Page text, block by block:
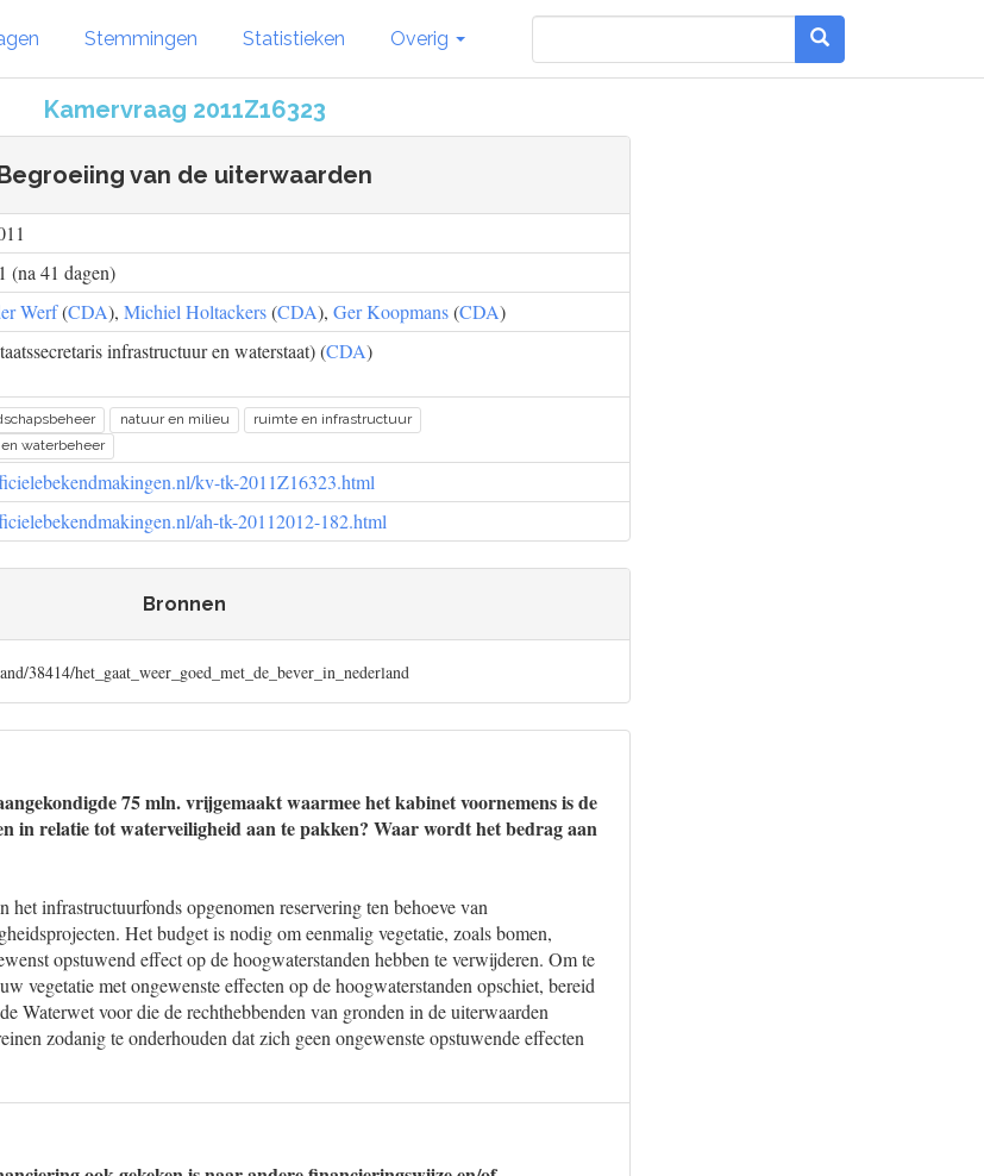
Stemmingen Statistieken Overig
Kamervraag 2011Z16323
van de uiterwaarden
(na 41 dagen)
Werf(CDA), Michiel Holtackers(CDA), Ger Koopmans(CDA)
infrastructuur en waterstaat) (CDA)
natuur en milieu
ruimte en infrastructuur
waterbeheer
kv-tk-2011Z16323.html
ah-tk-20112012-182.html
Bronnen
38414/het_gaat_weer_goed_met_de_bever_in_nederland
75 mln. vrijgemaakt waarmee het kabinet voornemens is de
in relatie tot waterveiligheid aan te pakken? Waar wordt het bedrag aan
infrastructuurfonds opgenomen reservering ten behoeve van
Het budget is nodig om eenmalig vegetatie, zoals bomen,
opstuwend effect op de hoogwaterstanden hebben te verwijderen. Om te
vegetatie met ongewenste effecten op de hoogwaterstanden opschiet, bereid
Waterwet voor die de rechthebbenden van gronden in de uiterwaarden
zodanig te onderhouden dat zich geen ongewenste opstuwende effecten